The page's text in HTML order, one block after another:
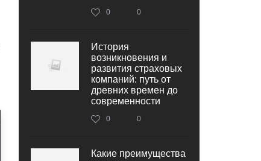
0 0
История
возникновения и
развития страховых
компаний: путь от
древних времен до
современности
0 0
Какие преимущества